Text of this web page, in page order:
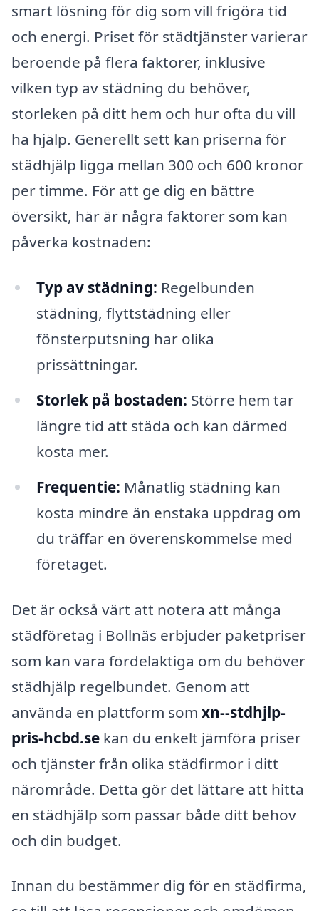
smart lösning för dig som vill frigöra tid
och energi. Priset för städtjänster varierar
beroende på flera faktorer, inklusive
vilken typ av städning du behöver,
storleken på ditt hem och hur ofta du vill
ha hjälp. Generellt sett kan priserna för
städhjälp ligga mellan 300 och 600 kronor
per timme. För att ge dig en bättre
översikt, här är några faktorer som kan
påverka kostnaden:
Typ av städning: Regelbunden
städning, flyttstädning eller
fönsterputsning har olika
prissättningar.
Storlek på bostaden: Större hem tar
längre tid att städa och kan därmed
kosta mer.
Frequentie: Månatlig städning kan
kosta mindre än enstaka uppdrag om
du träffar en överenskommelse med
företaget.
Det är också värt att notera att många
städföretag i Bollnäs erbjuder paketpriser
som kan vara fördelaktiga om du behöver
städhjälp regelbundet. Genom att
använda en plattform som xn--stdhjlp-
pris-hcbd.se kan du enkelt jämföra priser
och tjänster från olika städfirmor i ditt
närområde. Detta gör det lättare att hitta
en städhjälp som passar både ditt behov
och din budget.
Innan du bestämmer dig för en städfirma,